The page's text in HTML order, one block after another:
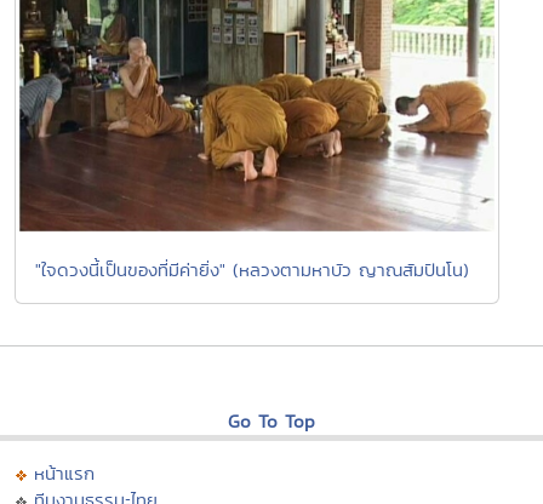
"ใจดวงนี้เป็นของที่มีค่ายิ่ง" (หลวงตามหาบัว ญาณสัมปันโน)
Go To Top
หน้าแรก